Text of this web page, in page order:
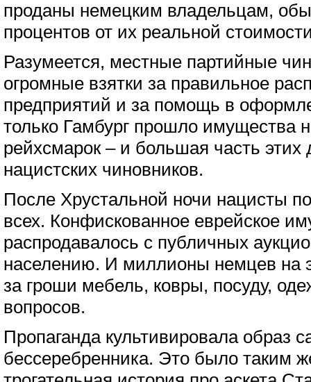
проданы немецким владельцам,
процентов от их реальной
Разумеется, местные партийные
огромные взятки за правильное
предприятий и за помощь в
только Гамбург прошло имущества
рейхсмарок – и большая часть
нацистских чиновников.
После Хрустальной ночи нацисты
всех. Конфискованное еврейское
распродавалось с публичных
населению. И миллионы немцев на
за гроши мебель, ковры, посуду,
вопросов.
Пропаганда культивировала образ
бессеребренника. Это было таким